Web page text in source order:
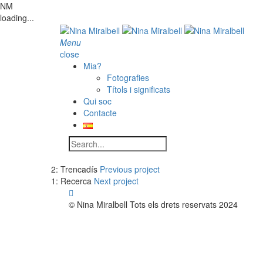
NM
loading...
Menu
close
Mia?
Fotografies
Títols i significats
Qui soc
Contacte
2: Trencadís Previous project
1: Recerca Next project
© Nina Miralbell Tots els drets reservats 2024